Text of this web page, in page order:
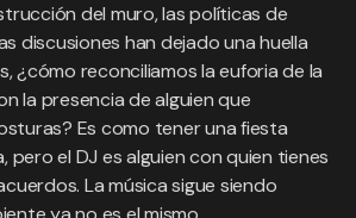
del muro, las políticas de
discusiones han dejado una huella
¿cómo reconciliamos la euforia de la
la presencia de alguien que
Es como tener una fiesta
pero el DJ es alguien con quien tienes
La música sigue siendo